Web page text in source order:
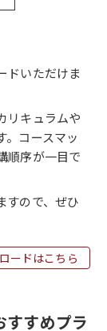
ドいただけま
リキュラムや
。コースマッ
順序が一目で
すので、ぜひ
ードはこちら
すめプラ